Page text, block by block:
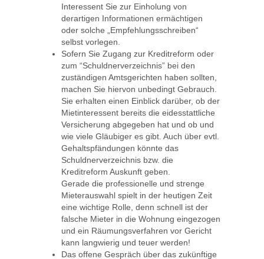
Interessent Sie zur Einholung von
derartigen Informationen ermächtigen
oder solche „Empfehlungsschreiben“
selbst vorlegen.
Sofern Sie Zugang zur Kreditreform oder
zum “Schuldnerverzeichnis” bei den
zuständigen Amtsgerichten haben sollten,
machen Sie hiervon unbedingt Gebrauch.
Sie erhalten einen Einblick darüber, ob der
Mietinteressent bereits die eidesstattliche
Versicherung abgegeben hat und ob und
wie viele Gläubiger es gibt. Auch über evtl.
Gehaltspfändungen könnte das
Schuldnerverzeichnis bzw. die
Kreditreform Auskunft geben.
Gerade die professionelle und strenge
Mieterauswahl spielt in der heutigen Zeit
eine wichtige Rolle, denn schnell ist der
falsche Mieter in die Wohnung eingezogen
und ein Räumungsverfahren vor Gericht
kann langwierig und teuer werden!
Das offene Gespräch über das zukünftige